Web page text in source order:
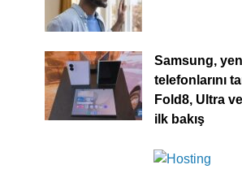
Samsung,
telefonlarını
Fold8, Ultra
ilk bakış